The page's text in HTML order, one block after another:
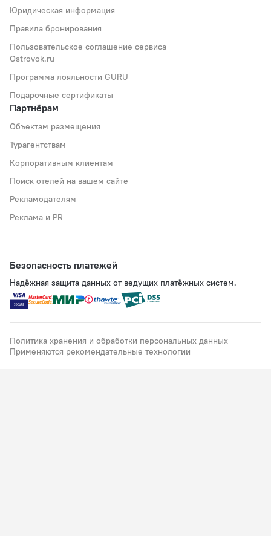
Юридическая информация
Правила бронирования
Пользовательское соглашение сервиса
Ostrovok.ru
Программа лояльности GURU
Подарочные сертификаты
Партнёрам
Объектам размещения
Турагентствам
Корпоративным клиентам
Поиск отелей на вашем сайте
Рекламодателям
Реклама и PR
Безопасность платежей
Надёжная защита данных от ведущих платёжных систем.
Политика хранения и обработки персональных данных
Применяются рекомендательные технологии